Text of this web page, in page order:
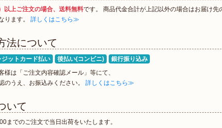
以上ご注文の場合、送料無料です。 商品代金合計が上記以外の場合はお届け先
ります。
詳しくはこちら≫
法について
ジットカード払い 後払い(コンビニ)
銀行振り込み
様は 「ご注文内容確認メール」等にて、
のうえ、お振込みください。
詳しくはこちら≫
いて
までのご注文で当日出荷をいたします。